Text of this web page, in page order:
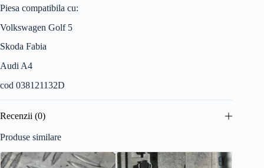
Piesa compatibila cu:
Volkswagen Golf 5
Skoda Fabia
Audi A4
cod 038121132D
Recenzii (0)
Produse similare